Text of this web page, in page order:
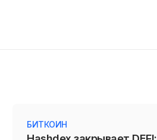
БИТКОИН